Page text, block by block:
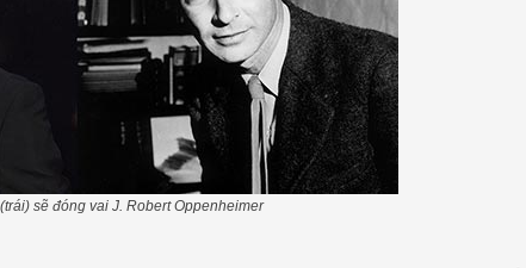
sẽ đóng vai J. Robert Oppenheimer